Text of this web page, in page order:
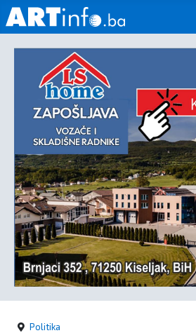
Početna
Vijesti
Sport
Kultura
Crna
kronika
Politika
Politika